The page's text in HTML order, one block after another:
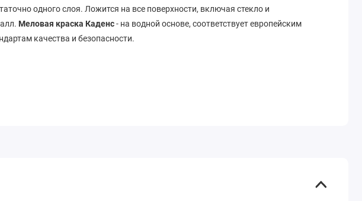
одного слоя. Ложится на все поверхности, включая стекло и
Меловая краска Каденс- на водной основе, соответствует европейским
качества и безопасности.